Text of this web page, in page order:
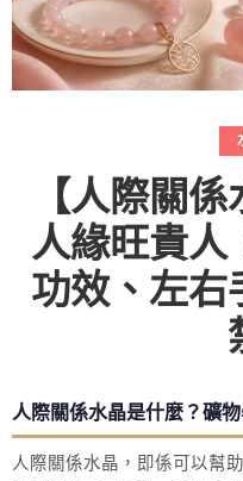
【人際關
人緣旺貴人
功效、左右
人際關係水晶是什麼？礦
人際關係水晶，即係可以幫